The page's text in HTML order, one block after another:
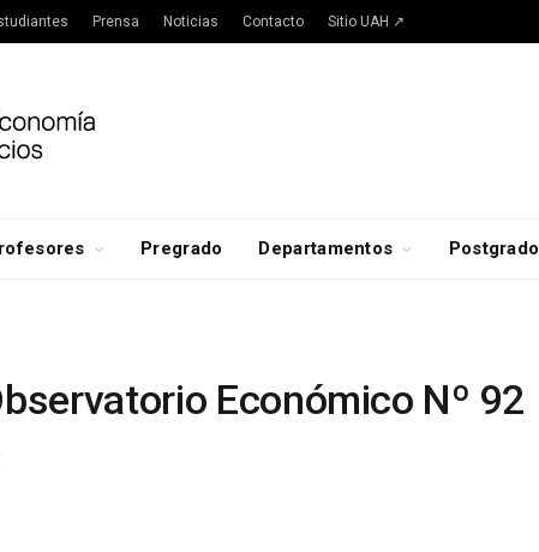
Prensa Noticias Contacto Sitio UAH ↗
Pregrado Departamentos Postgrado
Económico Nº 92